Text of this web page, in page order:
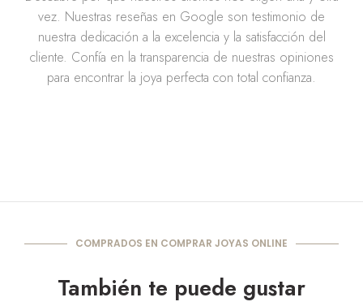
vez. Nuestras reseñas en Google son testimonio de
nuestra dedicación a la excelencia y la satisfacción del
cliente. Confía en la transparencia de nuestras opiniones
para encontrar la joya perfecta con total confianza.
COMPRADOS EN COMPRAR JOYAS ONLINE
También te puede gustar